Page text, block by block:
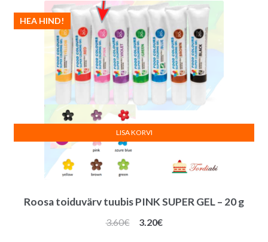
Roosa toiduvärv tuubis PINK SUPER GEL – 20 g
HEA HIND!
3.60€
Algne
3.20€Praegune
LISA KORVI